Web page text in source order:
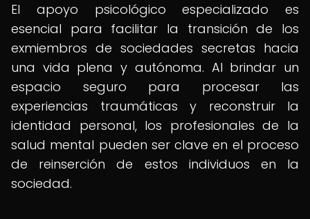
El apoyo psicológico especializado es
esencial para facilitar la transición de los
exmiembros de sociedades secretas hacia
una vida plena y autónoma. Al brindar un
espacio seguro para procesar las
experiencias traumáticas y reconstruir la
identidad personal, los profesionales de la
salud mental pueden ser clave en el proceso
de reinserción de estos individuos en la
sociedad.